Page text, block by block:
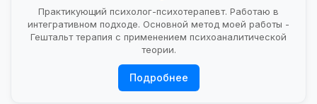
Практикующий психолог-психотерапевт. Работаю в
интегративном подходе. Основной метод моей работы -
Гештальт терапия с применением психоаналитической
теории.
Подробнее